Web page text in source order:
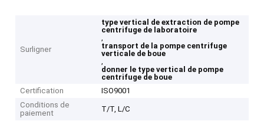
Surligner
type vertical de extraction de pompe
centrifuge de laboratoire
,
transport de la pompe centrifuge
verticale de boue
,
donner le type vertical de pompe
centrifuge de boue
Certification
ISO9001
Conditions de
paiement
T/T, L/C